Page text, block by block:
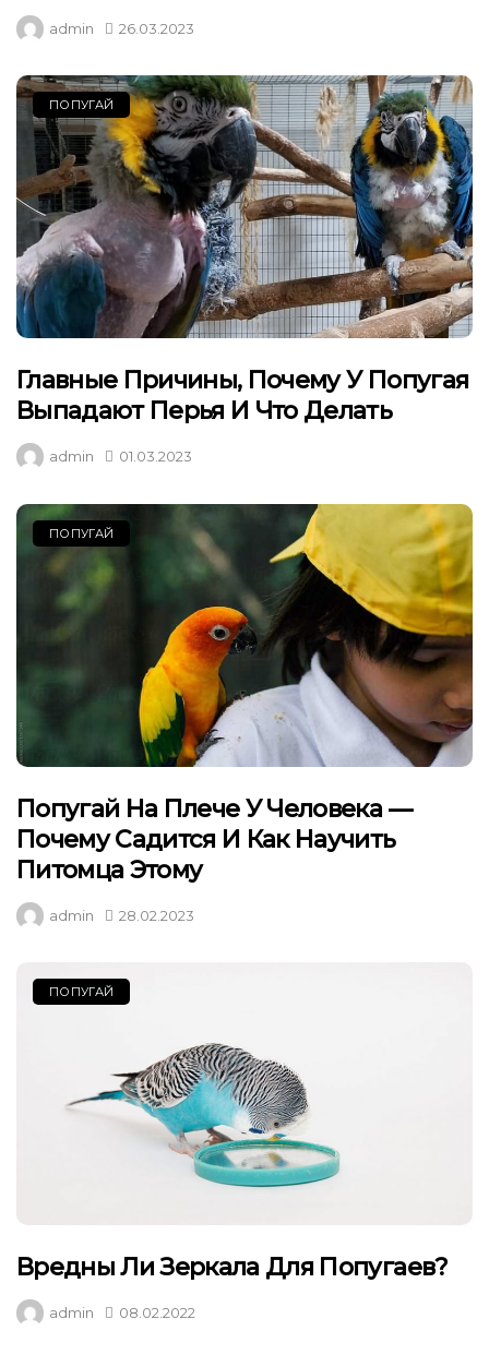
admin 26.03.2023
ПОПУГАЙ
Главные Причины, Почему У Попугая
Выпадают Перья И Что Делать
admin 01.03.2023
ПОПУГАЙ
Попугай На Плече У Человека —
Почему Садится И Как Научить
Питомца Этому
admin 28.02.2023
ПОПУГАЙ
Вредны Ли Зеркала Для Попугаев?
admin 08.02.2022